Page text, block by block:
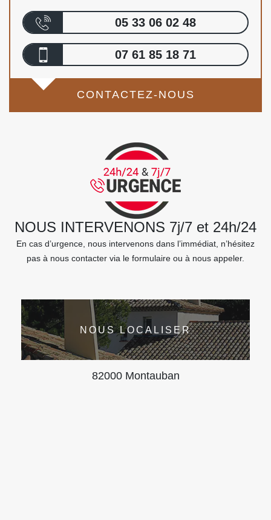
05 33 06 02 48
07 61 85 18 71
CONTACTEZ-NOUS
NOUS INTERVENONS 7j/7 et 24h/24
En cas d’urgence, nous intervenons dans l’immédiat, n’hésitez
pas à nous contacter via le formulaire ou à nous appeler.
NOUS LOCALISER
82000 Montauban